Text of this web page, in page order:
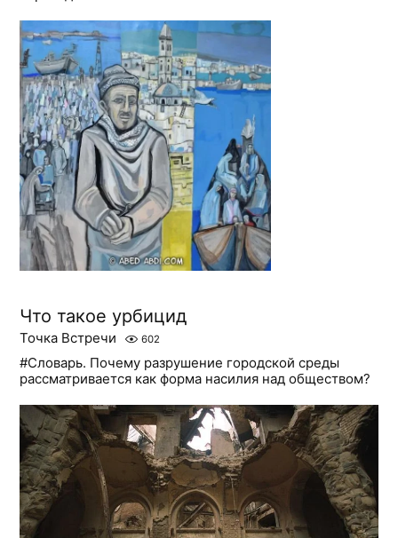
Что такое урбицид
Точка Встречи 602
#Словарь. Почему разрушение городской среды
рассматривается как форма насилия над обществом?